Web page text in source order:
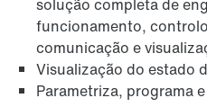
solução completa de
funcionamento,
comunicação e
Visualização do estado
Parametriza, programa